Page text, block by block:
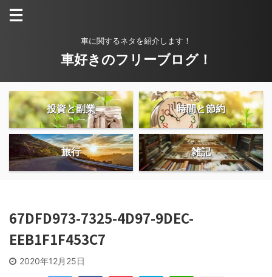
車に関するネタを紹介します！
車好きのフリーブログ！
投資と副業 時間と節約
旅行 雑記
67DFD973-7325-4D97-9DEC-
EEB1F1F453C7
2020年12月25日